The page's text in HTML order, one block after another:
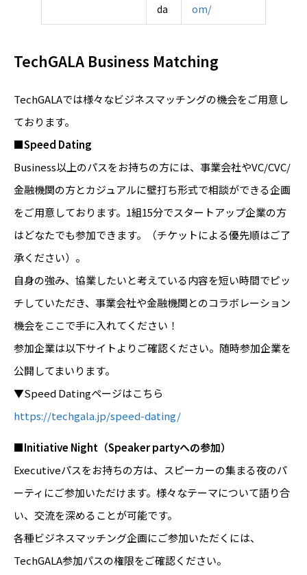
da
om/
TechGALA Business Matching
TechGALAでは様々なビジネスマッチングの機会をご用意し
ております。
■Speed Dating
Business以上のパスをお持ちの方には、事業会社やVC/CVC/
金融機関の方とカジュアルに壁打ち形式で相談ができる企画
をご用意しております。1組15分でスタートアップ企業の方
はどなたでも参加できます。（チケットによる優先順はご了
承ください）。
自身の強み、協業したいと考えている内容を短い時間でピッ
チしていただき、事業会社や金融機関とのコラボレーション
機会をここで手に入れてください！
参加企業は以下サイトよりご確認ください。随時参加企業を
公開してまいります。
▼Speed Datingページはこちら
https://techgala.jp/speed-dating/
■Initiative Night（Speaker partyへの参加）
Executiveパスをお持ちの方は、スピーカーの集まる夜のパ
ーティにご参加いただけます。様々なテーマについて語り合
い、交流を深めることが可能です。
各種ビジネスマッチング企画にご参加いただくには、
TechGALA参加パスの権限をご確認ください。